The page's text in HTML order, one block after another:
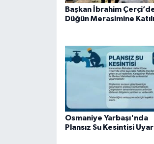
Başkan İbrahim
Düğün Merasimine
Osmaniye Yarbaşı'nda
Plansız Su Kesintisi